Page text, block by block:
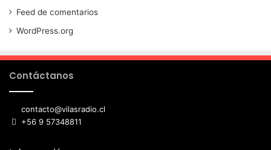
Feed de comentarios
WordPress.org
Contáctanos
contacto@vilasradio.cl
+56 9 57348811